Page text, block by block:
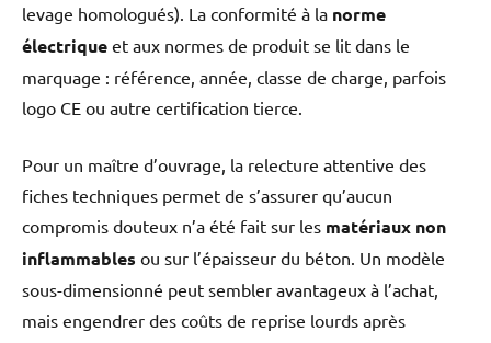
levage homologués). La conformité à la norme
électrique et aux normes de produit se lit dans le
marquage : référence, année, classe de charge, parfois
logo CE ou autre certification tierce.
Pour un maître d’ouvrage, la relecture attentive des
fiches techniques permet de s’assurer qu’aucun
compromis douteux n’a été fait sur les matériaux non
inflammables ou sur l’épaisseur du béton. Un modèle
sous-dimensionné peut sembler avantageux à l’achat,
mais engendrer des coûts de reprise lourds après